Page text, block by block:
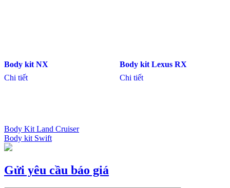
Body kit NX
Chi tiết
Body kit Lexus RX
Chi tiết
Điều
hướng
bài
Body Kit Land Cruiser
Body kit Swift
Gửi yêu cầu báo giá